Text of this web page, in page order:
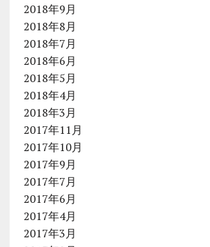
2018年9月
2018年8月
2018年7月
2018年6月
2018年5月
2018年4月
2018年3月
2017年11月
2017年10月
2017年9月
2017年7月
2017年6月
2017年4月
2017年3月